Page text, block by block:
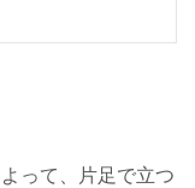
って、片足で立つ